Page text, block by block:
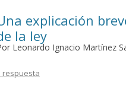
explicación
la ley
Leonardo Ignacio Martínez
respuesta